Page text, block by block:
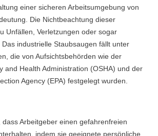
einer sicheren Arbeitsumgebung von
Die Nichtbeachtung dieser
Unfällen, Verletzungen oder sogar
industrielle Staubsaugen fällt unter
die von Aufsichtsbehörden wie der
and Health Administration (OSHA) und der
Agency (EPA) festgelegt wurden.
dass Arbeitgeber einen gefahrenfreien
indem sie geeignete persönliche